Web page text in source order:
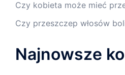
Czy kobieta może mieć
Czy przeszczep włosów
Najnowsze